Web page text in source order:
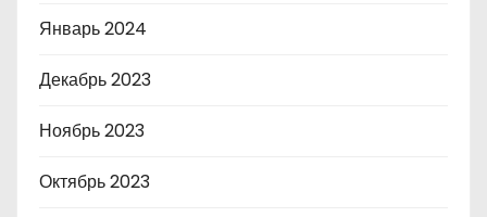
Январь 2024
Декабрь 2023
Ноябрь 2023
Октябрь 2023